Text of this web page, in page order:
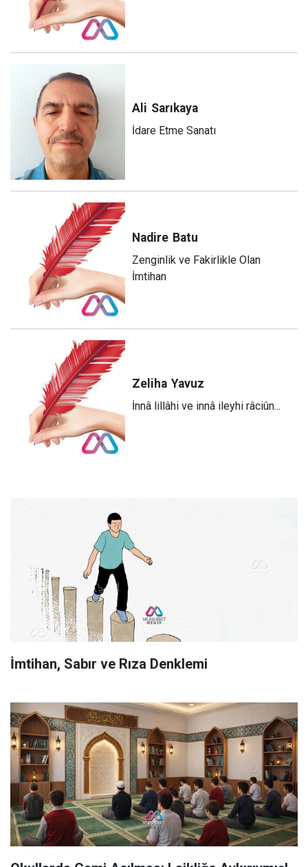
Ali Sarıkaya
İdare Etme Sanatı
Nadire Batu
Zenginlik ve Fakirlikle Olan
İmtihan
Zeliha Yavuz
​İnnâ lillâhi ve innâ ileyhi râciûn...
İmtihan, Sabır ve Rıza Denklemi